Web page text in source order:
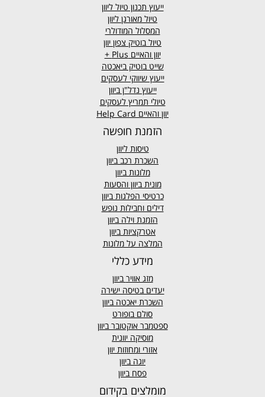
ייעוץ תכנון טיול ליוון
טיול מאורגן ליוון
המסלול המודולרי
טיול בוטיק צפון יוון
יוון והאיים Plus +
שייט בוטיק ביאכטה
ייעוץ שיווקי לעסקים
ייעוץ נדל"ן ביוון
טיולי תמריץ לעסקים
יוון והאיים Help Card
הזמנת חופשה
טיסות ליוון
השכרת רכב ביוון
מלונות ביוון
מונית ביוון והסעות
כרטיסי הפלגות ביוון
דילים וחבילות נופש
הזמנת וילה ביוון
אטרקציות ביוון
המלצה על מלונות
מידע כללי
מזג אוויר ביוון
יעדים בטיסה ישירה
השכרת יאכטה ביוון
סולם בופורט
ספטמבר אוקטובר ביוון
מוסיקה יוונית
אזורי ומחוזות יוון
יוגה ביוון
פסח ביוון
מומלצים בקידום